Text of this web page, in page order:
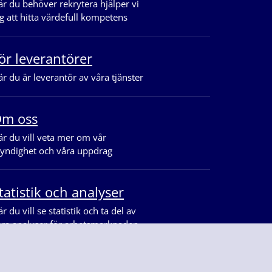
du behöver rekrytera hjälper vi
att hitta värdefull kompetens
leverantörer
du är leverantör av våra tjänster
oss
du vill veta mer om vår
och våra uppdrag
och analyser
du vill se statistik och ta del av
analyser för arbetsmarknaden